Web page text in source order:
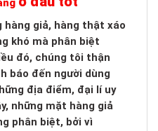
hàng giả, hàng thật xáo
khó mà phân biệt
đó, chúng tôi thận
báo đến người dùng
địa điểm, đại lí uy
những mặt hàng giả
phân biệt, bởi vì